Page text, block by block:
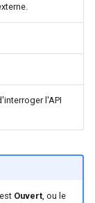
l'API
Ouvert, ou le